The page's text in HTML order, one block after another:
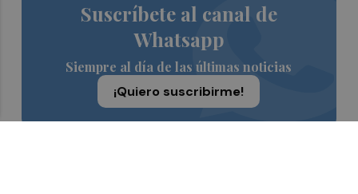
Suscríbete al canal de
Whatsapp
Siempre al día de las últimas noticias
¡Quiero suscribirme!